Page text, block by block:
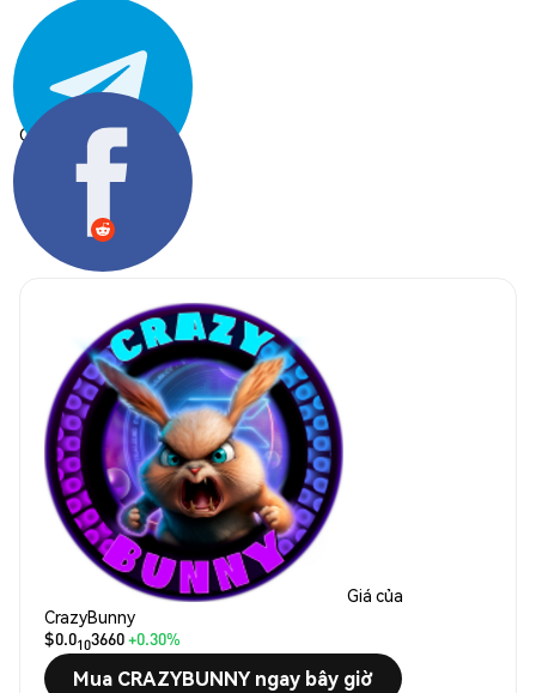
Chia sẻ:
Giá của
CrazyBunny
$0.0103660+0.30%
Mua CRAZYBUNNY ngay bây giờ